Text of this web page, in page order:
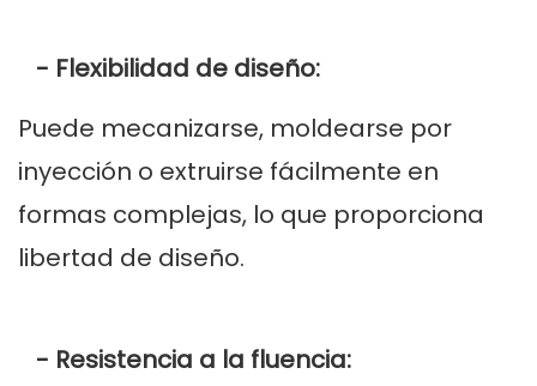
- Flexibilidad de diseño:
Puede mecanizarse, moldearse por
inyección o extruirse fácilmente en
formas complejas, lo que proporciona
libertad de diseño.
- Resistencia a la fluencia: